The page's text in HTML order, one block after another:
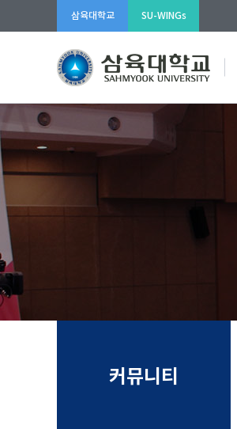
삼육대학교 SU-WINGs
커뮤니티